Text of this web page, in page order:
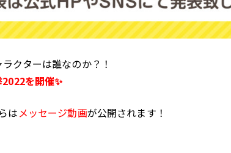
クターは誰なのか？！
を開催✨
はメッセージ動画が公開されます！